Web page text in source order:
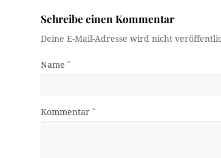
Schreibe einen Kommentar
Deine E-Mail-Adresse wird nicht
Name*
Kommentar*